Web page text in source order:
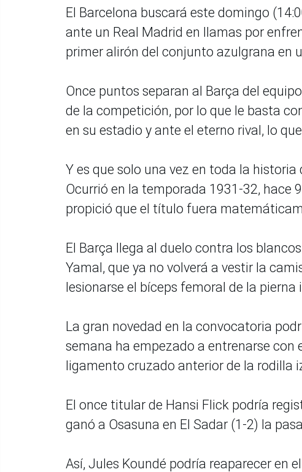
El Barcelona buscará este domingo
ante un Real Madrid en llamas por
primer alirón del conjunto azulgrana en
Once puntos separan al Barça del
de la competición, por lo que le basta
en su estadio y ante el eterno rival, lo
Y es que solo una vez en toda la
Ocurrió en la temporada 1931-32, hace
propició que el título fuera
El Barça llega al duelo contra los
Yamal, que ya no volverá a vestir la
lesionarse el bíceps femoral de la pierna
La gran novedad en la convocatoria
semana ha empezado a entrenarse
ligamento cruzado anterior de la rodilla
El once titular de Hansi Flick podría
ganó a Osasuna en El Sadar (1-2) la
Así, Jules Koundé podría reaparecer en